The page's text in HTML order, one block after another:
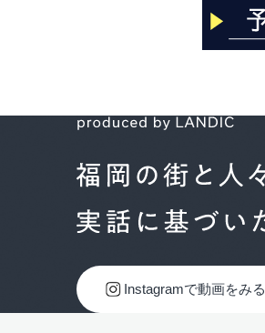
Instagramで動画をみる